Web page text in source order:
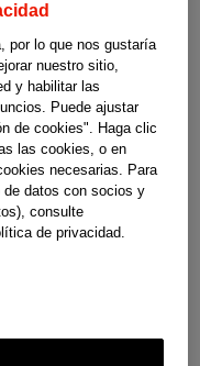
elaborado por
No somos responsables
por lo que nos gustaría
nuestro sitio,
y habilitar las
Puede ajustar
de cookies". Haga clic
las cookies, o en
necesarias. Para
de datos con socios y
consulte
de privacidad.